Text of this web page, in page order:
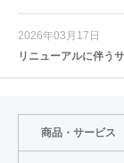
2026年03月17日
リニューアルに伴う
商品・サービス